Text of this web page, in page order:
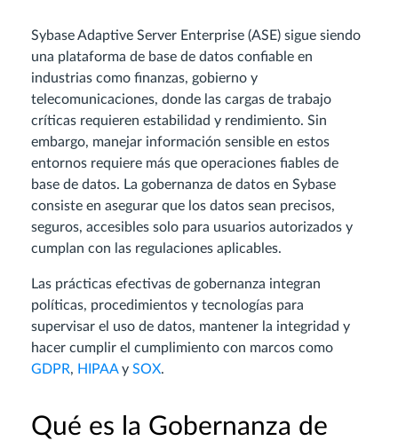
Sybase Adaptive Server Enterprise (ASE) sigue siendo
una plataforma de base de datos confiable en
industrias como finanzas, gobierno y
telecomunicaciones, donde las cargas de trabajo
críticas requieren estabilidad y rendimiento. Sin
embargo, manejar información sensible en estos
entornos requiere más que operaciones fiables de
base de datos. La gobernanza de datos en Sybase
consiste en asegurar que los datos sean precisos,
seguros, accesibles solo para usuarios autorizados y
cumplan con las regulaciones aplicables.
Las prácticas efectivas de gobernanza integran
políticas, procedimientos y tecnologías para
supervisar el uso de datos, mantener la integridad y
hacer cumplir el cumplimiento con marcos como
GDPR, HIPAAy SOX.
Qué es la Gobernanza de